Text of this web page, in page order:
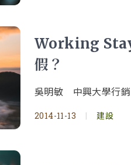
Working
假？
吳明敏 中興大學行
2014-11-13 | 建設